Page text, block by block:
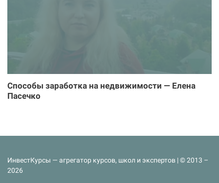
Способы заработка на недвижимости — Елена
Пасечко
ИнвестКурсы — агрегатор курсов, школ и экспертов | © 2013 –
2026